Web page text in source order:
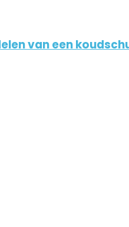
van een